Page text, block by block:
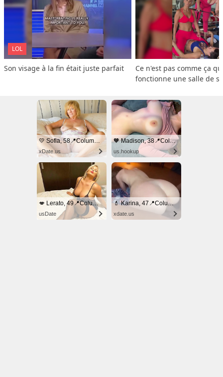
LOL
Son visage à la fin était juste parfait
Ce n'est pas comme ça
fonctionne une salle de